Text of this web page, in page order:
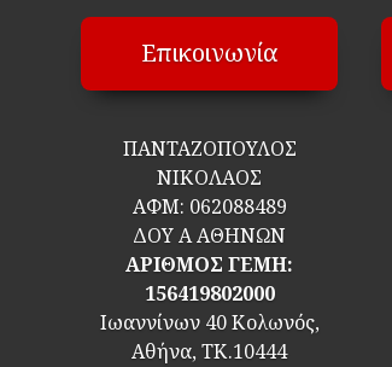
Επικοινωνία
ΠΑΝΤΑΖΟΠΟΥΛΟΣ
ΝΙΚΟΛΑΟΣ
ΑΦΜ: 062088489
ΔΟΥ Α ΑΘΗΝΩΝ
ΑΡΙΘΜΟΣ ΓΕΜΗ:
156419802000
Ιωαννίνων 40 Κολωνός,
Αθήνα, ΤΚ.10444